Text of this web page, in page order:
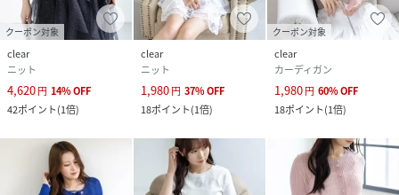
表示される場合がございます。予めご了承下さい。
２：屋外で撮影された商品は、天候により多少実際のカラー
と異なる場合があります。商品のカラーはトルソー（マネキ
ン）の商品画像をご参照ください。
３：濃い色の商品は、お洗濯や摩擦等による移染にご注意く
４：末永くご愛用頂く為に、アテンションタグ・洗濯ネーム
を必ずご確認の上、着用又はお取り扱い下さい。
５：生産時期により、色、サイズ、デザイン、素材の質感が
クーポン対象
clear
ニット
4,620円 14%OFF
42ポイント(1倍)
clear
ニット
1,980円 37%OFF
18ポイント(1倍)
クーポン対象
clear
カーディガン
1,980円 60%OFF
18ポイント(1倍)